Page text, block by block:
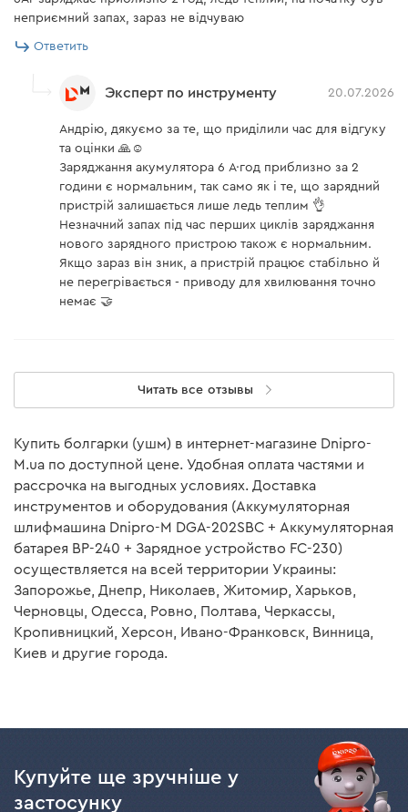
Индикатор заряда батареи есть
Защита от перегрева
Защита от переразряда есть
Защита от короткого
замыкания
есть
Защита от перезаряда есть
Комплектация
Аккумуляторная шлифмашина Dnipro-M DGA-
202SBC (без АКБ и ЗУ)
Угловая шлифовальная
машина
есть
Зарядное устройство Dnipro-M FC-230
Зарядное устройство есть
Аккумуляторная батарея Dnipro-M BP-240 4 А*ч
Аккумуляторная батарея
Скачать инструкцию к "Аккумуляторная шлифмашина
Dnipro-M DGA-202SBC (без АКБ и ЗУ)"
неприємний запах, зараз не відчуваю
Ответить
Эксперт по инструменту 20.07.2026
Андрію, дякуємо за те, що приділили час для відгуку
та оцінки 🙏☺️
Заряджання акумулятора 6 А·год приблизно за 2
години є нормальним, так само як і те, що зарядний
пристрій залишається лише ледь теплим 👌
Незначний запах під час перших циклів заряджання
нового зарядного пристрою також є нормальним.
Якщо зараз він зник, а пристрій працює стабільно й
не перегрівається - приводу для хвилювання точно
немає 🤝
Читать все отзывы
Купить болгарки (ушм) в интернет-магазине Dnipro-
M.ua по доступной цене. Удобная оплата частями и
рассрочка на выгодных условиях. Доставка
инструментов и оборудования (Аккумуляторная
шлифмашина Dnipro-M DGA-202SBC + Аккумуляторная
батарея BP-240 + Зарядное устройство FC-230)
осуществляется на всей территории Украины:
Запорожье, Днепр, Николаев, Житомир, Харьков,
Черновцы, Одесса, Ровно, Полтава, Черкассы,
Кропивницкий, Херсон, Ивано-Франковск, Винница,
Киев и другие города.
Купуйте ще зручніше у
застосунку